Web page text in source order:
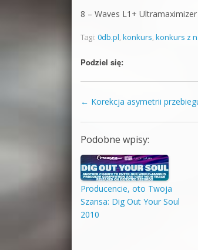
8 – Waves L1+ Ultramaximizer
Tagi: 0db.pl konkurs konkurs z
Podziel się:
Zobacz wpisy
← Korekcja asymetrii
Podobne wpisy:
Producencie, oto Twoja
Szansa: Dig Out Your Soul
2010